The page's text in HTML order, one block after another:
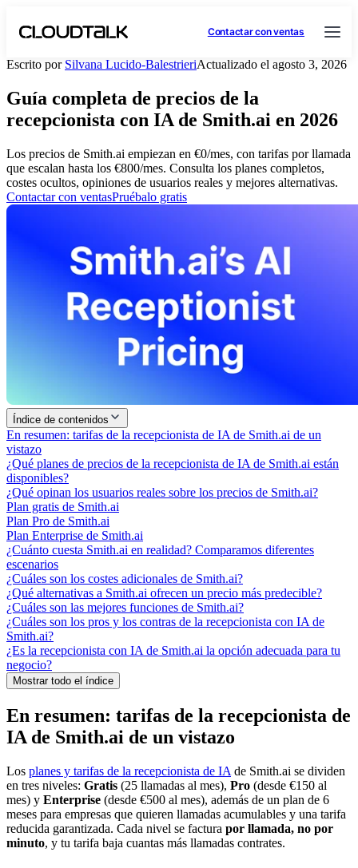
Contactar con ventas
Escrito por Silvana Lucido-BalestrieriActualizado el agosto 3, 2026
Guía completa de precios de la
recepcionista con IA de Smith.ai en 2026
Los precios de Smith.ai empiezan en €0/mes, con tarifas por llamada
que escalan hasta los €800/mes. Consulta los planes completos,
costes ocultos, opiniones de usuarios reales y mejores alternativas.
Contactar con ventasPruébalo gratis
Índice de contenidos
En resumen: tarifas de la recepcionista de IA de Smith.ai de un
vistazo
¿Qué planes de precios de la recepcionista de IA de Smith.ai están
disponibles?
¿Qué opinan los usuarios reales sobre los precios de Smith.ai?
Plan gratis de Smith.ai
Plan Pro de Smith.ai
Plan Enterprise de Smith.ai
¿Cuánto cuesta Smith.ai en realidad? Comparamos diferentes
escenarios
¿Cuáles son los costes adicionales de Smith.ai?
¿Qué alternativas a Smith.ai ofrecen un precio más predecible?
¿Cuáles son las mejores funciones de Smith.ai?
¿Cuáles son los pros y los contras de la recepcionista con IA de
Smith.ai?
¿Es la recepcionista con IA de Smith.ai la opción adecuada para tu
negocio?
Mostrar todo el índice
En resumen: tarifas de la recepcionista de
IA de Smith.ai de un vistazo
Los planes y tarifas de la recepcionista de IA de Smith.ai se dividen
en tres niveles: Gratis (25 llamadas al mes), Pro (desde €150 al
mes) y Enterprise (desde €500 al mes), además de un plan de 6
meses para empresas que quieren llamadas acumulables y una tarifa
reducida garantizada. Cada nivel se factura por llamada, no por
minuto, y tu tarifa baja cuantas más llamadas contrates.